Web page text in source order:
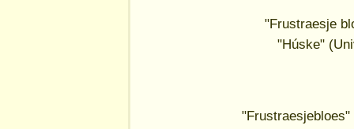
"Frustraesje
"Húske"